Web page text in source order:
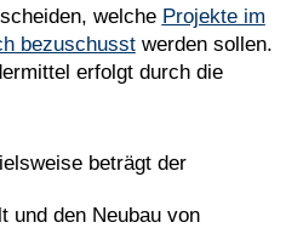
welche Projekte im
bezuschusstwerden sollen.
erfolgt durch die
beträgt der
und den Neubau von